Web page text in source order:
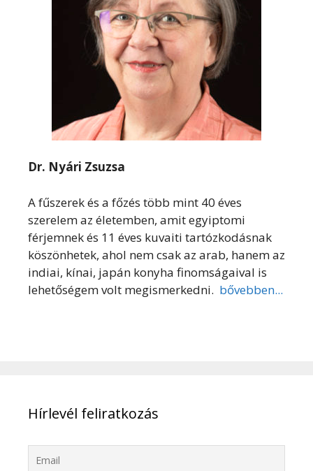
Dr. Nyári Zsuzsa
A fűszerek és a főzés több mint 40 éves
szerelem az életemben, amit egyiptomi
férjemnek és 11 éves kuvaiti tartózkodásnak
köszönhetek, ahol nem csak az arab, hanem az
indiai, kínai, japán konyha finomságaival is
lehetőségem volt megismerkedni. bővebben...
Hírlevél feliratkozás